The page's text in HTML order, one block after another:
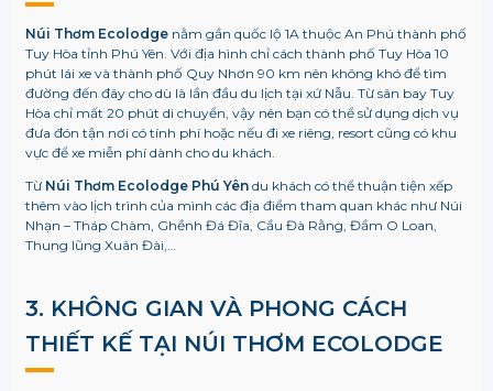
Núi Thơm Ecolodgenằm gần quốc lộ 1A thuộc An Phú thành phố
Tuy Hòa tỉnh Phú Yên. Với địa hình chỉ cách thành phố Tuy Hòa 10
phút lái xe và thành phố Quy Nhơn 90 km nên không khó để tìm
đường đến đây cho dù là lần đầu du lịch tại xứ Nẫu. Từ sân bay Tuy
Hòa chỉ mất 20 phút di chuyển, vậy nên bạn có thể sử dụng dịch vụ
đưa đón tận nơi có tính phí hoặc nếu đi xe riêng, resort cũng có khu
vực để xe miễn phí dành cho du khách.
Từ Núi Thơm EcolodgePhú Yêndu khách có thể thuận tiện xếp
thêm vào lịch trình của mình các địa điểm tham quan khác như Núi
Nhạn – Tháp Chàm, Ghềnh Đá Đĩa, Cầu Đà Rằng, Đầm O Loan,
Thung lũng Xuân Đài,…
3. KHÔNG GIAN VÀ PHONG CÁCH
THIẾT KẾ TẠI NÚI THƠM ECOLODGE